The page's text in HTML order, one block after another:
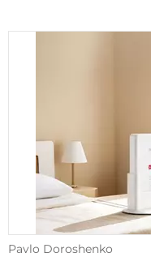
Pavlo Doroshenko